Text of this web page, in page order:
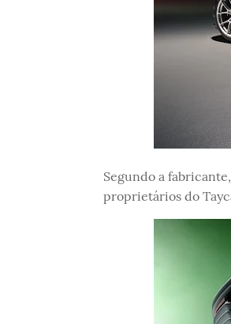
Segundo a
proprietários do